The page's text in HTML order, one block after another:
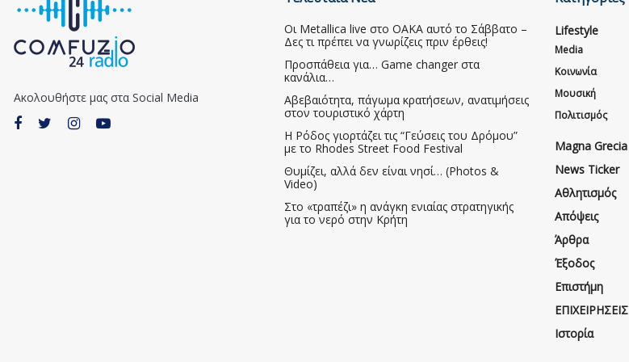
Ακολουθήστε μας στα Social Media
Οι Metallica live στο ΟΑΚΑ αυτό το Σάββατο –
Δες τι πρέπει να γνωρίζεις πριν έρθεις!
Προσπάθεια για… Game changer στα
κανάλια…
Αβεβαιότητα, πάγωμα κρατήσεων, ανατιμήσεις
στον τουριστικό χάρτη
Η Ρόδος γιορτάζει τις “Γεύσεις του Δρόμου”
με το Rhodes Street Food Festival
Θυμίζει, αλλά δεν είναι νησί… (Photos &
Video)
Στο «τραπέζι» η ανάγκη ενιαίας στρατηγικής
για το νερό στην Κρήτη
Lifestyle
Media
Κοινωνία
Μουσική
Πολιτισμός
Magna Grecia
News Ticker
Αθλητισμός
Απόψεις
Άρθρα
Έξοδος
Επιστήμη
ΕΠΙΧΕΙΡΗΣΕΙΣ
Ιστορία